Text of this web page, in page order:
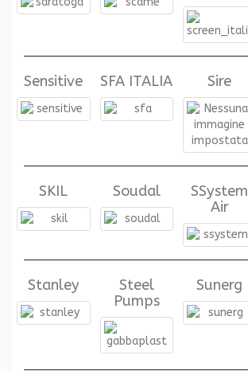
Sensitive SFA ITALIA Sire
SKIL Soudal
SSystem
Air
Stanley
Steel
Pumps
Sunerg